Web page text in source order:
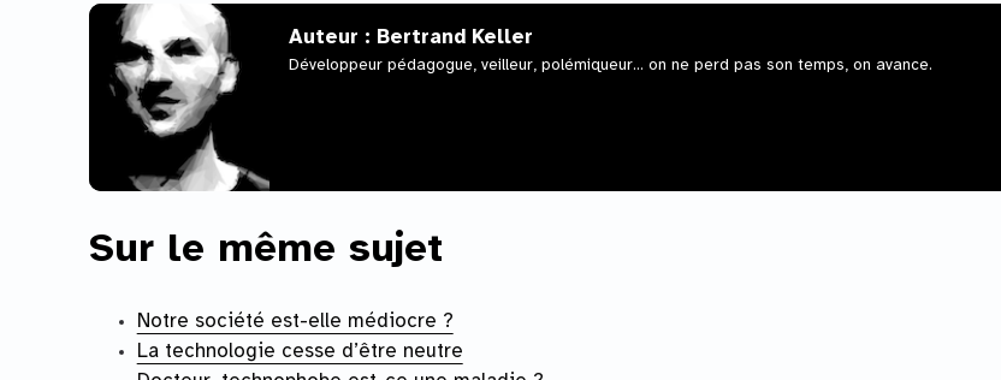
Auteur : Bertrand Keller
Développeur pédagogue, veilleur, polémiqueur... on ne perd pas son temps, on avance.
Sur le même sujet
Notre société est-elle médiocre ?
La technologie cesse d’être neutre